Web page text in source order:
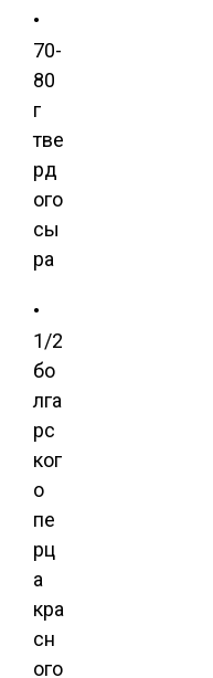
•
70-
80
г
тве
рд
ого
сы
ра
•
1/2
бо
лга
рс
ког
о
пе
рц
а
кра
сн
ого